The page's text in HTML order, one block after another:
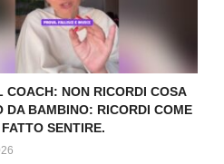
COACH: NON RICORDI COSA
DA BAMBINO: RICORDI COME
SENTIRE.